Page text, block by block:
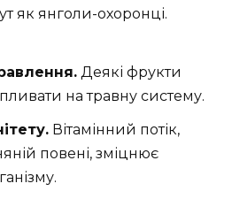
як янголи-охоронці.
Деякі фрукти
на травну систему.
Вітамінний потік,
повені, зміцнює